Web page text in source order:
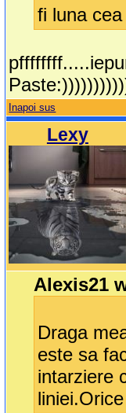
fi luna
Inapoi sus
Lexy
Alexis21
Draga
este sa
intarziere